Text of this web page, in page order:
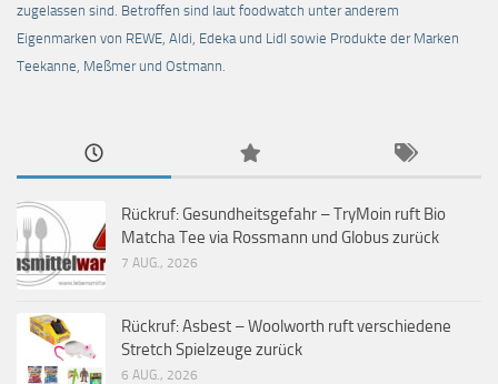
zugelassen sind. Betroffen sind laut foodwatch unter anderem
Eigenmarken von REWE, Aldi, Edeka und Lidl sowie Produkte der Marken
Teekanne, Meßmer und Ostmann.
Rückruf: Gesundheitsgefahr – TryMoin ruft Bio
Matcha Tee via Rossmann und Globus zurück
7 AUG., 2026
Rückruf: Asbest – Woolworth ruft verschiedene
Stretch Spielzeuge zurück
6 AUG., 2026